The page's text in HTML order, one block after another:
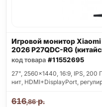
Игровой монитор
2026 P27QDC-RG
код товара #11552695
27", 2560x1440, 16:9, IPS, 200
нит, HDMI+DisplayPort,
616,86р.